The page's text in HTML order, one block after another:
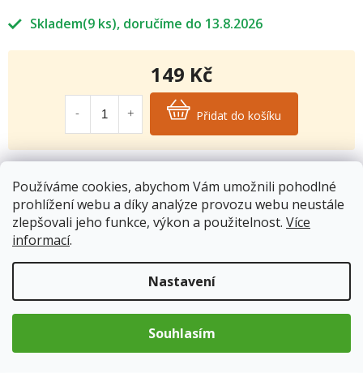
Používáme cookies, abychom Vám umožnili pohodlné
prohlížení webu a díky analýze provozu webu neustále
zlepšovali jeho funkce, výkon a použitelnost. Více
informací.
Nastavení
Souhlasím
Skladem(9 ks) 13.8.2026
Kategorie:
Přírodní mýdla
Hmotnost: 0.1 kg
149 Kč
Měrná
cena:
Přidat do košíku
je jedním z nejcennějších rostliných olejů. Olej